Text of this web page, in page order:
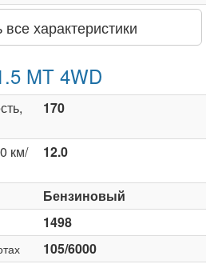
все характеристики
MT 4WD
170
км/
12.0
Бензиновый
1498
105/6000